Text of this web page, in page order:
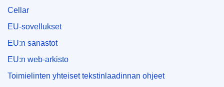
Cellar
EU-sovellukset
EU:n sanastot
EU:n web-arkisto
Toimielinten yhteiset tekstinlaadinnan ohjeet